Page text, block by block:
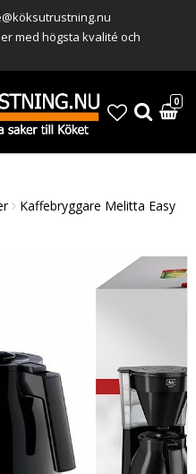
med högsta kvalité och
0
Kaffebryggare Melitta Easy